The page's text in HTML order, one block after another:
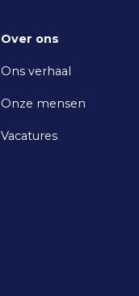
Over ons
Ons verhaal
Onze mensen
Vacatures